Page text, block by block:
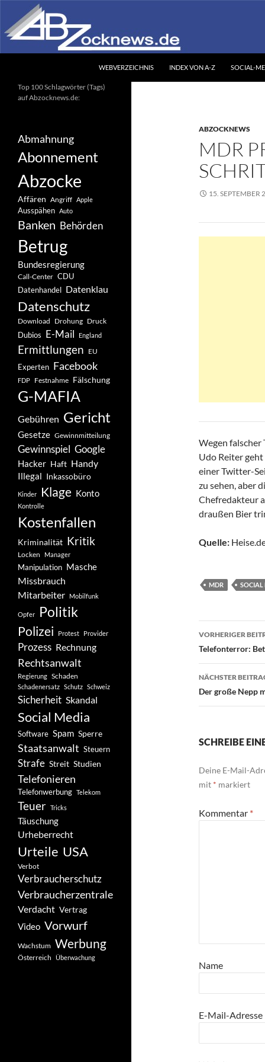
Inhalt
springen
WEBVERZEICHNIS INDEX VON A-Z SOCIAL-
ABZOCKNEWS
MDR
15. SEPTEMBER
Wegen
Udo Reiter
einer Twitter-
zu sehen, aber
Chefredakteur
draußen Bier
Quelle:
MDR SOCIAL
VORHERIGER
Telefonterror:
NÄCHSTER
Der große Nepp
SCHREIBE
Deine E-Mail-
mit * markiert
Kommentar *
Name
E-Mail-Adresse
Ihr unabhängiges
Informationsportal
Top 100 Schlagwörter (Tags)
auf Abzocknews.de:
Abmahnung
Abonnement
Abzocke
Affären Angriff Apple
Ausspähen Auto
Banken Behörden
Betrug
Bundesregierung
Call-Center CDU
Datenhandel Datenklau
Datenschutz
Download Drohung Druck
Dubios E-Mail England
Ermittlungen EU
Experten Facebook
FDP Festnahme Fälschung
G-MAFIA
Gebühren Gericht
Gesetze Gewinnmitteilung
Gewinnspiel Google
Hacker Haft Handy
Illegal Inkassobüro
Kinder Klage Konto
Kontrolle
Kostenfallen
Kriminalität Kritik
Locken Manager
Manipulation Masche
Missbrauch
Mitarbeiter
Mobilfunk
Opfer Politik
Polizei Protest Provider
Prozess Rechnung
Rechtsanwalt
Regierung Schaden
Schadenersatz Schutz Schweiz
Sicherheit Skandal
Social Media
Software Spam Sperre
Staatsanwalt Steuern
Strafe Streit Studien
Telefonieren
Telefonwerbung Telekom
Teuer Tricks
Täuschung
Urheberrecht
Urteile USA
Verbot
Verbraucherschutz
Verbraucherzentrale
Verdacht Vertrag
Video Vorwurf
Wachstum Werbung
Österreich Überwachung